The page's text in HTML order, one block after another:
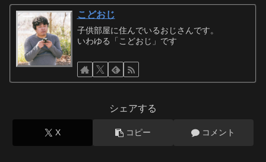
こどおじ
子供部屋に住んでいるおじさんです。
いわゆる「こどおじ」です
シェアする
X コピー コメント